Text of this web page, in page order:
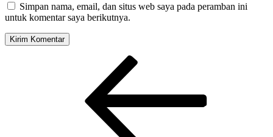
Simpan nama, email, dan situs web saya pada peramban ini
untuk komentar saya berikutnya.